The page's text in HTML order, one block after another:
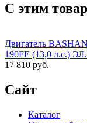
С этим
Двигатель
190FE (13,0 л.с.)
17 810 руб.
Сайт
Каталог